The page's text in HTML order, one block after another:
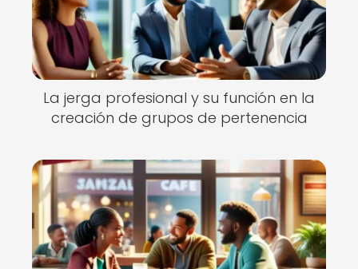
La jerga profesional y su función en la
creación de grupos de pertenencia